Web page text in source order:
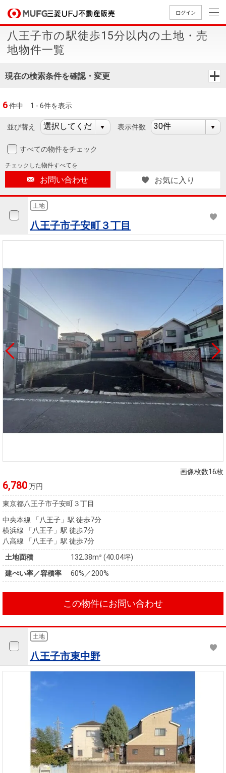
ログイン
買いたいTOP
中古
マン
ショ
探す
築・
中古
を探
件
を
探
す
購入向け
サービス
住宅ロー
ンシミュ
レーショ
ン
住まい1プ
ラス（お
役立ちコ
ラム）
税金の本
（電子ブ
ック）
売りたいTOP
無
料
査
却
相
売却向け
サービス
周辺相場
検索
住まい1プ
ラス（お
役立ちコ
ラム）
住まいと
暮らしの
税金の本
売却ガイ
店舗案内TOP
店舗のご
案内（首
都圏）
古屋）
案内（関
西）
会社情報TOP
ごあいさ
つ
Way
経営ビジ
ョン
沿革
本社地
ニュース
会社案内
（電子ブ
ック版）
採用情報TOP
新卒採用
情報
買いたい
売りたい
店舗案内
会社情報
採用情報
法人のお客さま
提携企業にお勤めの方
閉じる
八王子市の駅徒歩15分以内の土地・売
地物件一覧
現在の検索条件を確認・変更
6件中 1 - 6件を表示
並び替え 表示件数
すべての物件をチェック
チェックした物件すべてを
お問い合わせ お気に入り
土地
八王子市子安町３丁目
画像枚数16枚
6,780万円
東京都八王子市子安町３丁目
中央本線 「八王子」駅 徒歩7分
横浜線 「八王子」駅 徒歩7分
八高線 「八王子」駅 徒歩7分
土地面積
132.38m² (40.04坪)
建ぺい率／容積率
60%／200%
この物件にお問い合わせ
土地
八王子市東中野